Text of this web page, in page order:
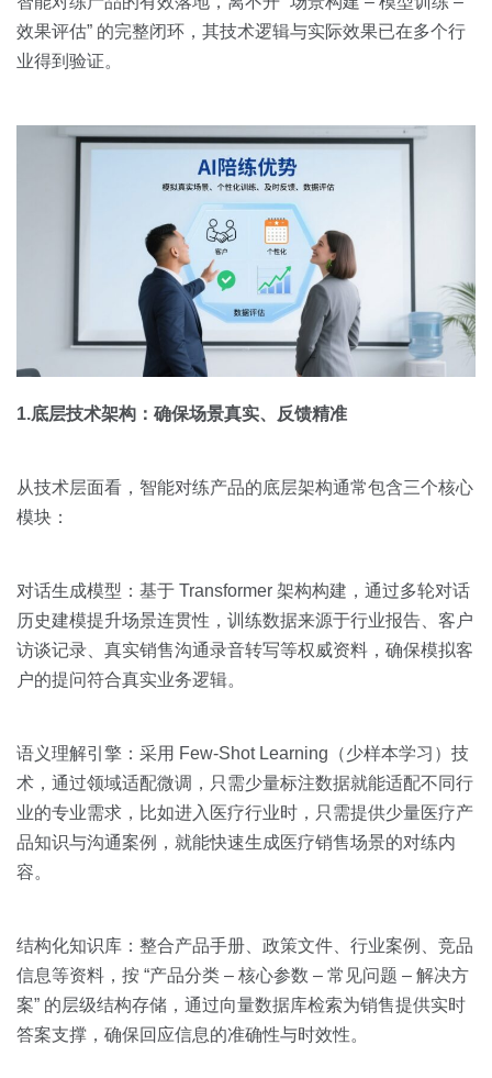
效果评估” 的完整闭环，其技术逻辑与实际效果已在多个行
业得到验证。
1.底层技术架构：确保场景真实、反馈精准
从技术层面看，智能对练产品的底层架构通常包含三个核心
模块：
对话生成模型：基于 Transformer 架构构建，通过多轮对话
历史建模提升场景连贯性，训练数据来源于行业报告、客户
访谈记录、真实销售沟通录音转写等权威资料，确保模拟客
户的提问符合真实业务逻辑。
语义理解引擎：采用 Few-Shot Learning（少样本学习）技
术，通过领域适配微调，只需少量标注数据就能适配不同行
业的专业需求，比如进入医疗行业时，只需提供少量医疗产
品知识与沟通案例，就能快速生成医疗销售场景的对练内
容。
结构化知识库：整合产品手册、政策文件、行业案例、竞品
信息等资料，按 “产品分类 – 核心参数 – 常见问题 – 解决方
案” 的层级结构存储，通过向量数据库检索为销售提供实时
答案支撑，确保回应信息的准确性与时效性。